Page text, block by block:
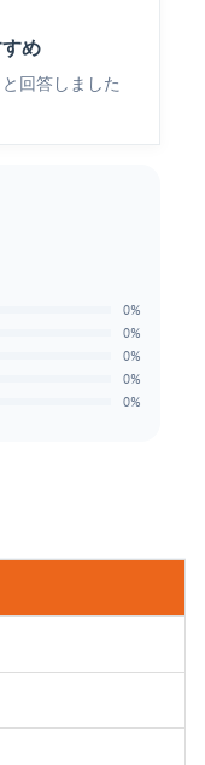
め
回答しました
0%
0%
0%
0%
0%